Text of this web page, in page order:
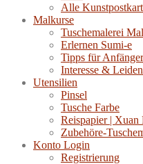
Alle
Malkurse
Tuschemalerei
Erlernen Sumi-e
Tipps für Anfänger
Interesse &
Utensilien
Pinsel
Tusche Farbe
Reispapier | Xuan
Zubehöre-
Konto Login
Registrierung